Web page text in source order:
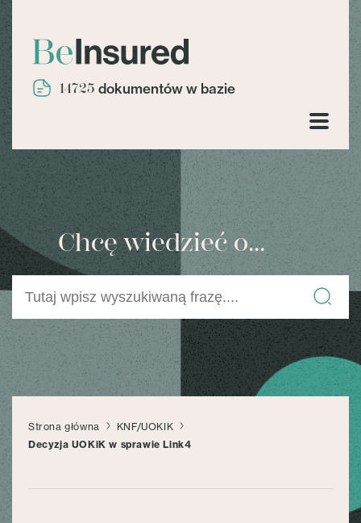
14725 dokumentów w bazie
Chcę wiedzieć o...
Strona główna
KNF/UOKIK
Decyzja UOKiK w sprawie Link4